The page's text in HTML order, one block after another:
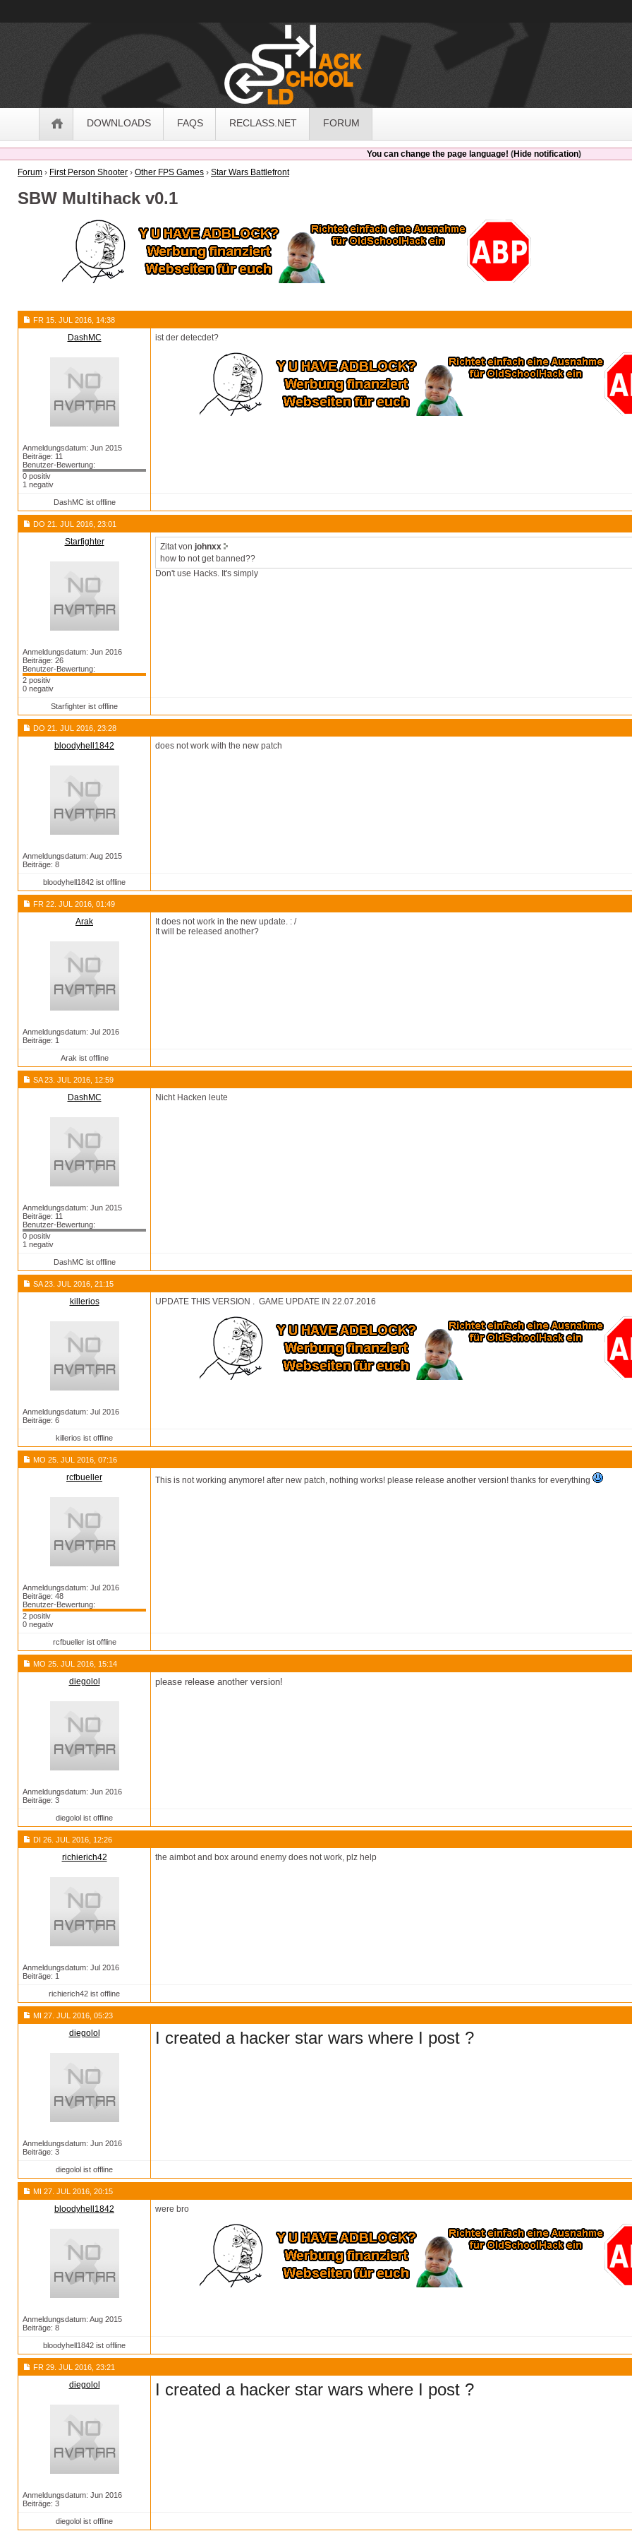
DOWNLOADS FAQS RECLASS.NET FORUM
You can change the page language! (Hide notification)
Forum › First Person Shooter › Other FPS Games › Star Wars Battlefront
SBW Multihack v0.1
FR 15. JUL 2016, 14:38
DashMC
Anmeldungsdatum: Jun 2015
Beiträge: 11
Benutzer-Bewertung:
0 positiv
1 negativ
ist der detecdet?
DashMC ist offline
DO 21. JUL 2016, 23:01
Starfighter
Anmeldungsdatum: Jun 2016
Beiträge: 26
Benutzer-Bewertung:
2 positiv
0 negativ
Zitat von johnxx
how to not get banned??
Don't use Hacks. It's simply
Starfighter ist offline
DO 21. JUL 2016, 23:28
bloodyhell1842
Anmeldungsdatum: Aug 2015
Beiträge: 8
does not work with the new patch
bloodyhell1842 ist offline
FR 22. JUL 2016, 01:49
Arak
Anmeldungsdatum: Jul 2016
Beiträge: 1
It does not work in the new update. : /
It will be released another?
Arak ist offline
SA 23. JUL 2016, 12:59
DashMC
Anmeldungsdatum: Jun 2015
Beiträge: 11
Benutzer-Bewertung:
0 positiv
1 negativ
Nicht Hacken leute
DashMC ist offline
SA 23. JUL 2016, 21:15
killerios
Anmeldungsdatum: Jul 2016
Beiträge: 6
UPDATE THIS VERSION . GAME UPDATE IN 22.07.2016
killerios ist offline
MO 25. JUL 2016, 07:16
rcfbueller
Anmeldungsdatum: Jul 2016
Beiträge: 48
Benutzer-Bewertung:
2 positiv
0 negativ
This is not working anymore! after new patch, nothing works! please release another version! thanks for everything
rcfbueller ist offline
MO 25. JUL 2016, 15:14
diegolol
Anmeldungsdatum: Jun 2016
Beiträge: 3
please release another version!
diegolol ist offline
DI 26. JUL 2016, 12:26
richierich42
Anmeldungsdatum: Jul 2016
Beiträge: 1
the aimbot and box around enemy does not work, plz help
richierich42 ist offline
MI 27. JUL 2016, 05:23
diegolol
Anmeldungsdatum: Jun 2016
Beiträge: 3
I created a hacker star wars where I post ?
diegolol ist offline
MI 27. JUL 2016, 20:15
bloodyhell1842
Anmeldungsdatum: Aug 2015
Beiträge: 8
were bro
bloodyhell1842 ist offline
FR 29. JUL 2016, 23:21
diegolol
Anmeldungsdatum: Jun 2016
Beiträge: 3
I created a hacker star wars where I post ?
diegolol ist offline